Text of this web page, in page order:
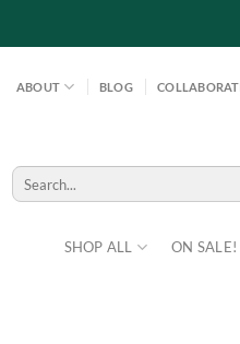
ABOUT BLOG
SHOP ALL ON SALE!
Search
for: